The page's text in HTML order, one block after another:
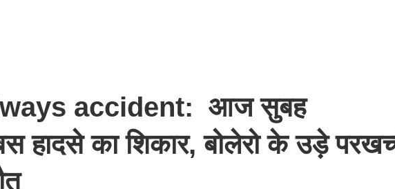
accident: आज सुबह
हादसे का शिकार, बोलेरो के उड़े